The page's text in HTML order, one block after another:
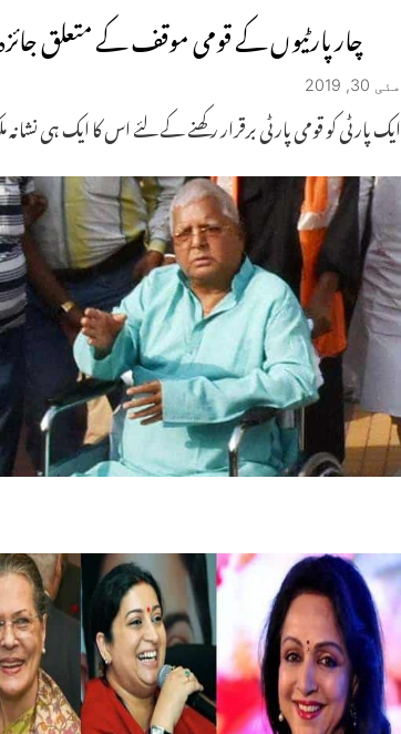
چار پارٹیوں کے قومی موقف کے متعلق
مئی 30, 2019
ایک پارٹی کو قومی پارٹی برقرار رکھنے کے لئے اس کا ایک ہی